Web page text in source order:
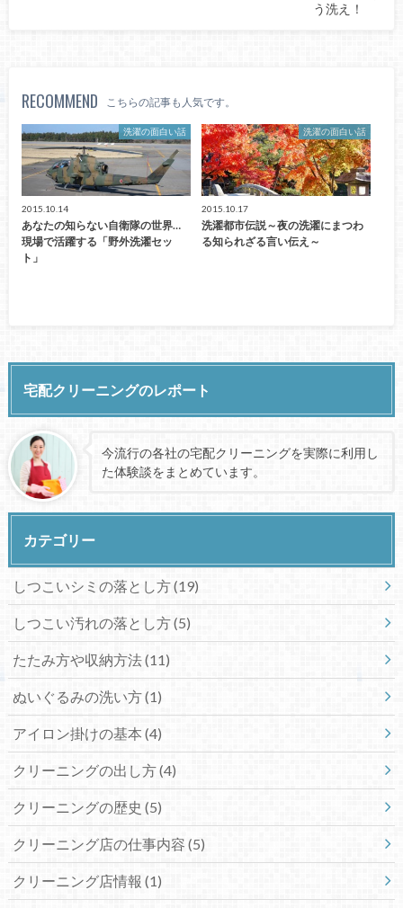
う洗え！
RECOMMEND こちらの記事も人気です。
洗濯の面白い話
2015.10.14
あなたの知らない自衛隊の世界…
現場で活躍する「野外洗濯セッ
ト」
洗濯の面白い話
2015.10.17
洗濯都市伝説～夜の洗濯にまつわ
る知られざる言い伝え～
宅配クリーニングのレポート
今流行の各社の宅配クリーニングを実際に利用し
た体験談をまとめています。
カテゴリー
しつこいシミの落とし方(19)
しつこい汚れの落とし方(5)
たたみ方や収納方法(11)
ぬいぐるみの洗い方(1)
アイロン掛けの基本 (4)
クリーニングの出し方(4)
クリーニングの歴史 (5)
クリーニング店の仕事内容 (5)
クリーニング店情報 (1)